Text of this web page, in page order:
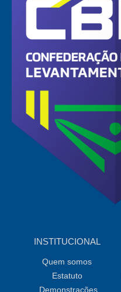
INSTITUCIONAL
Quem somos
Estatuto
Demonstrações